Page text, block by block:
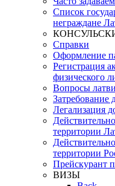
Список
неграждане
Справки
Оформление
Регистрация
физического
Вопросы
Затребование
Легализация
территории
территории
Прейскурант
ВИЗЫ